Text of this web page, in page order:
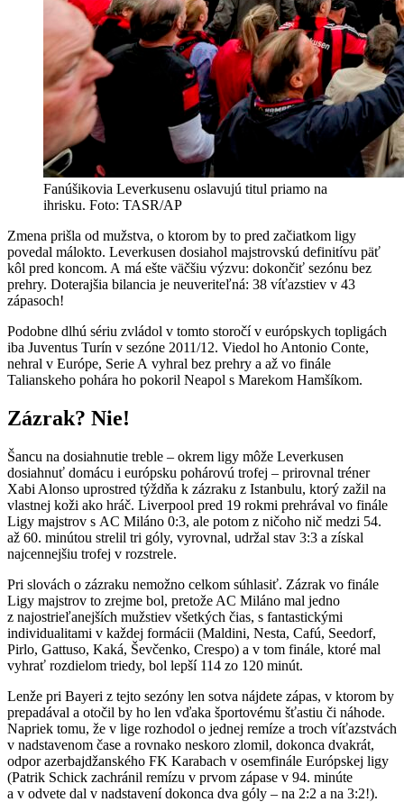
Fanúšikovia Leverkusenu oslavujú titul priamo na
ihrisku. Foto: TASR/AP
Zmena prišla od mužstva, o ktorom by to pred začiatkom ligy
povedal málokto. Leverkusen dosiahol majstrovskú definitívu päť
kôl pred koncom. A má ešte väčšiu výzvu: dokončiť sezónu bez
prehry. Doterajšia bilancia je neuveriteľná: 38 víťazstiev v 43
zápasoch!
Podobne dlhú sériu zvládol v tomto storočí v európskych topligách
iba Juventus Turín v sezóne 2011/12. Viedol ho Antonio Conte,
nehral v Európe, Serie A vyhral bez prehry a až vo finále
Talianskeho pohára ho pokoril Neapol s Marekom Hamšíkom.
Zázrak? Nie!
Šancu na dosiahnutie treble – okrem ligy môže Leverkusen
dosiahnuť domácu i európsku pohárovú trofej – prirovnal tréner
Xabi Alonso uprostred týždňa k zázraku z Istanbulu, ktorý zažil na
vlastnej koži ako hráč. Liverpool pred 19 rokmi prehrával vo finále
Ligy majstrov s AC Miláno 0:3, ale potom z ničoho nič medzi 54.
až 60. minútou strelil tri góly, vyrovnal, udržal stav 3:3 a získal
najcennejšiu trofej v rozstrele.
Pri slovách o zázraku nemožno celkom súhlasiť. Zázrak vo finále
Ligy majstrov to zrejme bol, pretože AC Miláno mal jedno
z najostrieľanejších mužstiev všetkých čias, s fantastickými
individualitami v každej formácii (Maldini, Nesta, Cafú, Seedorf,
Pirlo, Gattuso, Kaká, Ševčenko, Crespo) a v tom finále, ktoré mal
vyhrať rozdielom triedy, bol lepší 114 zo 120 minút.
Lenže pri Bayeri z tejto sezóny len sotva nájdete zápas, v ktorom by
prepadával a otočil by ho len vďaka športovému šťastiu či náhode.
Napriek tomu, že v lige rozhodol o jednej remíze a troch víťazstvách
v nadstavenom čase a rovnako neskoro zlomil, dokonca dvakrát,
odpor azerbajdžanského FK Karabach v osemfinále Európskej ligy
(Patrik Schick zachránil remízu v prvom zápase v 94. minúte
a v odvete dal v nadstavení dokonca dva góly – na 2:2 a na 3:2!).